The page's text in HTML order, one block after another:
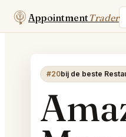
AppointmentTrader
#20bij de beste